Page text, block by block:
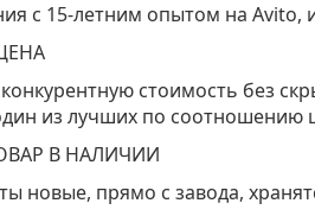
с 15-летним опытом на Avito,
стоимость без
из лучших по соотношению
В НАЛИЧИИ
новые, прямо с завода,